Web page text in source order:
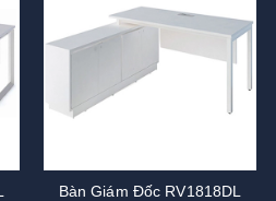
Bàn Giám Đốc RV1818DL